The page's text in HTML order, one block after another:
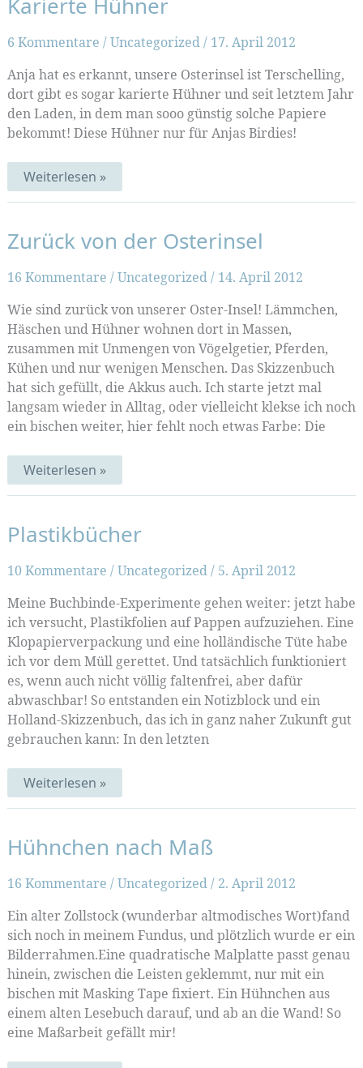
6 Kommentare /Uncategorized/ 17. April 2012
Anja hat es erkannt, unsere Osterinsel ist Terschelling,
dort gibt es sogar karierte Hühner und seit letztem Jahr
den Laden, in dem man sooo günstig solche Papiere
bekommt! Diese Hühner nur für Anjas Birdies!
Karierte
Hühner
Weiterlesen »
Zurück von der Osterinsel
16 Kommentare /Uncategorized/ 14. April 2012
Wie sind zurück von unserer Oster-Insel! Lämmchen,
Häschen und Hühner wohnen dort in Massen,
zusammen mit Unmengen von Vögelgetier, Pferden,
Kühen und nur wenigen Menschen. Das Skizzenbuch
hat sich gefüllt, die Akkus auch. Ich starte jetzt mal
langsam wieder in Alltag, oder vielleicht klekse ich noch
ein bischen weiter, hier fehlt noch etwas Farbe: Die
Zurück
von
der
Weiterlesen »
Plastikbücher
10 Kommentare /Uncategorized/ 5. April 2012
Meine Buchbinde-Experimente gehen weiter: jetzt habe
ich versucht, Plastikfolien auf Pappen aufzuziehen. Eine
Klopapierverpackung und eine holländische Tüte habe
ich vor dem Müll gerettet. Und tatsächlich funktioniert
es, wenn auch nicht völlig faltenfrei, aber dafür
abwaschbar! So entstanden ein Notizblock und ein
Holland-Skizzenbuch, das ich in ganz naher Zukunft gut
gebrauchen kann: In den letzten
Plastikbücher
Weiterlesen »
Hühnchen nach Maß
16 Kommentare /Uncategorized/ 2. April 2012
Ein alter Zollstock (wunderbar altmodisches Wort)fand
sich noch in meinem Fundus, und plötzlich wurde er ein
Bilderrahmen.Eine quadratische Malplatte passt genau
hinein, zwischen die Leisten geklemmt, nur mit ein
bischen mit Masking Tape fixiert. Ein Hühnchen aus
einem alten Lesebuch darauf, und ab an die Wand! So
eine Maßarbeit gefällt mir!